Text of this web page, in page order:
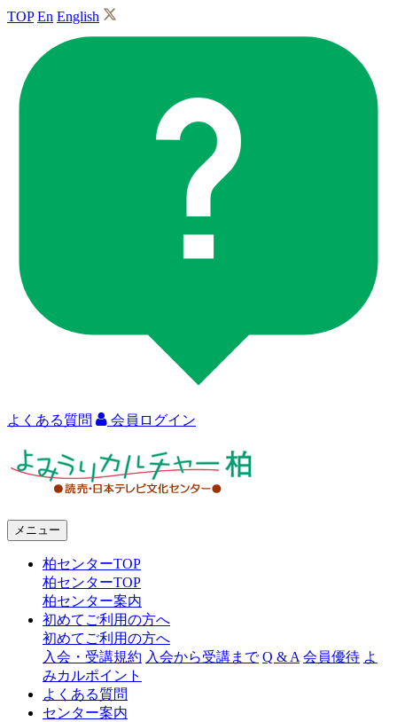
TOP En English
よくある質問 会員ログイン
ャ
メニュー
柏センターTOP
柏センターTOP
柏センター案内
初めてご利用の方へ
初めてご利用の方へ
入会・受講規約 入会から受講まで Q & A 会員優待 よ
みカルポイント
よくある質問
センター案内